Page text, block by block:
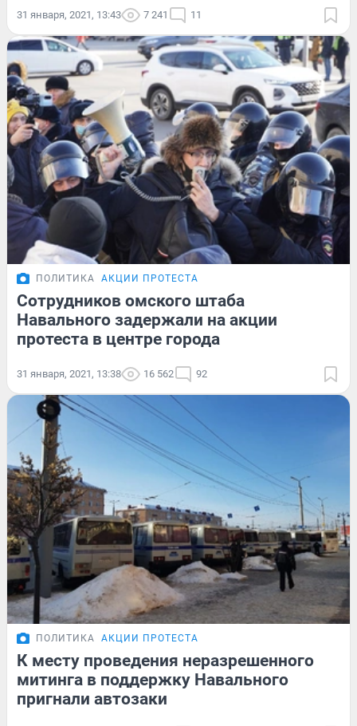
31 января, 2021, 13:43 7 241 11
ПОЛИТИКА АКЦИИ ПРОТЕСТА
Сотрудников омского штаба
Навального задержали на акции
протеста в центре города
31 января, 2021, 13:38 16 562 92
ПОЛИТИКА АКЦИИ ПРОТЕСТА
К месту проведения неразрешенного
митинга в поддержку Навального
пригнали автозаки